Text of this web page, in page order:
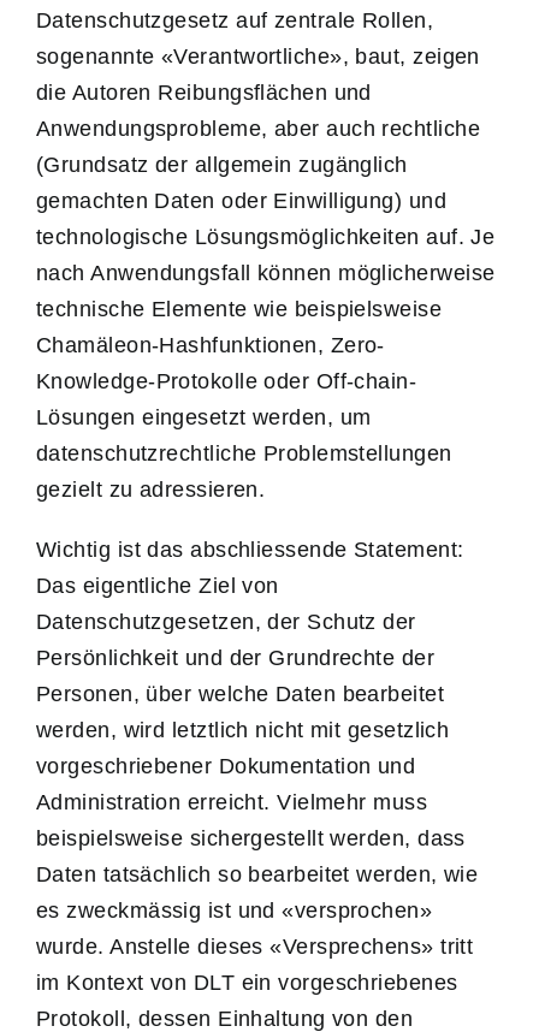
Datenschutzgesetz auf zentrale Rollen,
sogenannte «Verantwortliche», baut, zeigen
die Autoren Reibungsflächen und
Anwendungsprobleme, aber auch rechtliche
(Grundsatz der allgemein zugänglich
gemachten Daten oder Einwilligung) und
technologische Lösungsmöglichkeiten auf. Je
nach Anwendungsfall können möglicherweise
technische Elemente wie beispielsweise
Chamäleon-Hashfunktionen, Zero-
Knowledge-Protokolle oder Off-chain-
Lösungen eingesetzt werden, um
datenschutzrechtliche Problemstellungen
gezielt zu adressieren.
Wichtig ist das abschliessende Statement:
Das eigentliche Ziel von
Datenschutzgesetzen, der Schutz der
Persönlichkeit und der Grundrechte der
Personen, über welche Daten bearbeitet
werden, wird letztlich nicht mit gesetzlich
vorgeschriebener Dokumentation und
Administration erreicht. Vielmehr muss
beispielsweise sichergestellt werden, dass
Daten tatsächlich so bearbeitet werden, wie
es zweckmässig ist und «versprochen»
wurde. Anstelle dieses «Versprechens» tritt
im Kontext von DLT ein vorgeschriebenes
Protokoll, dessen Einhaltung von den